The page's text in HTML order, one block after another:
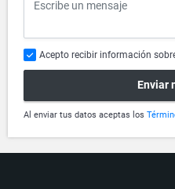
Acepto recibir información
Enviar
Al enviar tus datos aceptas los